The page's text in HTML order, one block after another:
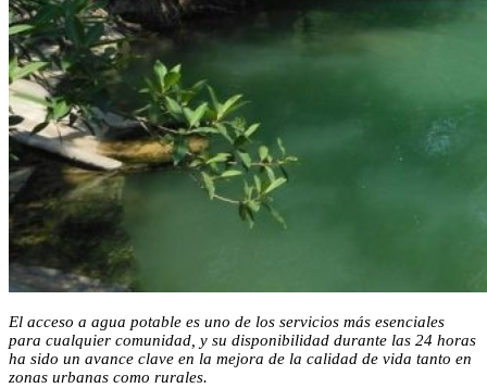
El acceso a agua potable es uno de los servicios más esenciales
para cualquier comunidad, y su disponibilidad durante las 24 horas
ha sido un avance clave en la mejora de la calidad de vida tanto en
zonas urbanas como rurales.